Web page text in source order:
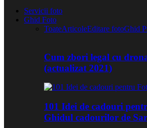
Servicii foto
Ghid Foto
ToateArticoleEditare fotoGhid
Cum zbori legal cu
(actualizat 2021)
101 Idei de cadouri
Ghidul cadourilor de